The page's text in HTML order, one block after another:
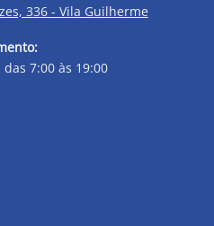
336 - Vila Guilherme
7:00 às 19:00